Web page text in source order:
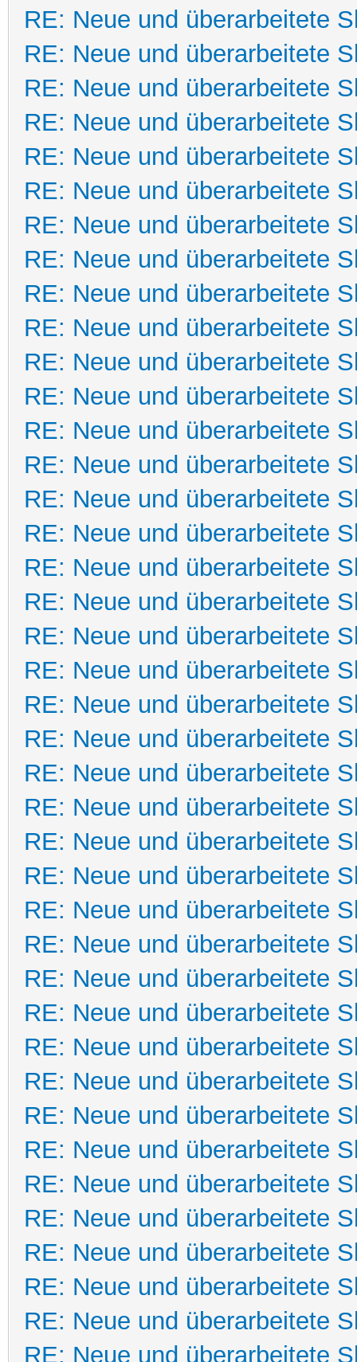
RE: Neue und überarbeitete
RE: Neue und überarbeitete
RE: Neue und überarbeitete
RE: Neue und überarbeitete
RE: Neue und überarbeitete
RE: Neue und überarbeitete
RE: Neue und überarbeitete
RE: Neue und überarbeitete
RE: Neue und überarbeitete
RE: Neue und überarbeitete
RE: Neue und überarbeitete
RE: Neue und überarbeitete
RE: Neue und überarbeitete
RE: Neue und überarbeitete
RE: Neue und überarbeitete
RE: Neue und überarbeitete
RE: Neue und überarbeitete
RE: Neue und überarbeitete
RE: Neue und überarbeitete
RE: Neue und überarbeitete
RE: Neue und überarbeitete
RE: Neue und überarbeitete
RE: Neue und überarbeitete
RE: Neue und überarbeitete
RE: Neue und überarbeitete
RE: Neue und überarbeitete
RE: Neue und überarbeitete
RE: Neue und überarbeitete
RE: Neue und überarbeitete
RE: Neue und überarbeitete
RE: Neue und überarbeitete
RE: Neue und überarbeitete
RE: Neue und überarbeitete
RE: Neue und überarbeitete
RE: Neue und überarbeitete
RE: Neue und überarbeitete
RE: Neue und überarbeitete
RE: Neue und überarbeitete
RE: Neue und überarbeitete
RE: Neue und überarbeitete